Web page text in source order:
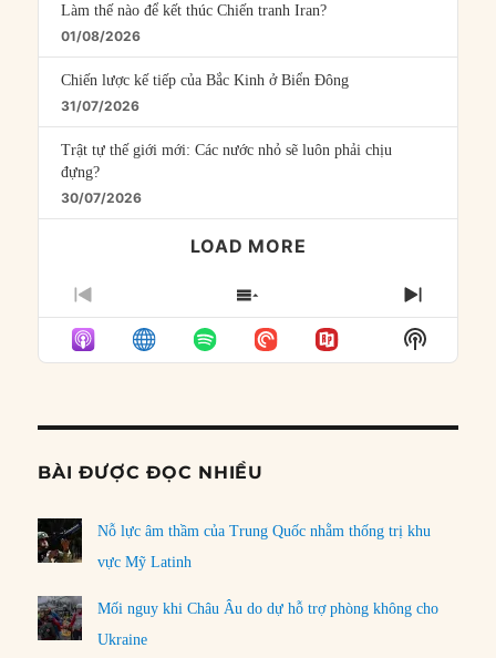
Làm thế nào để kết thúc Chiến tranh Iran?
01/08/2026
Chiến lược kế tiếp của Bắc Kinh ở Biển Đông
31/07/2026
Trật tự thế giới mới: Các nước nhỏ sẽ luôn phải chịu
đựng?
30/07/2026
LOAD MORE
PREVIOUS
EPISODE
SHOW
EPISODES
LIST
NEXT
Show
Podcast
BÀI ĐƯỢC ĐỌC NHIỀU
Nỗ lực âm thầm của Trung Quốc nhằm thống trị khu
vực Mỹ Latinh
Mối nguy khi Châu Âu do dự hỗ trợ phòng không cho
Ukraine